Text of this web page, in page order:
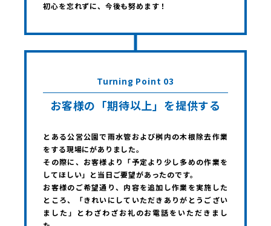
初心を忘れずに、今後も努めます！
Turning Point 03
お客様の「期待以上」を提供する
とある公営公園で雨水管および桝内の木根除去作業
をする現場にがありました。
その際に、お客様より「予定より少し多めの作業を
してほしい」と当日ご要望があったのです。
お客様のご希望通り、内容を追加し作業を実施した
ところ、「きれいにしていただきありがとうござい
ました」とわざわざお礼のお電話をいただきまし